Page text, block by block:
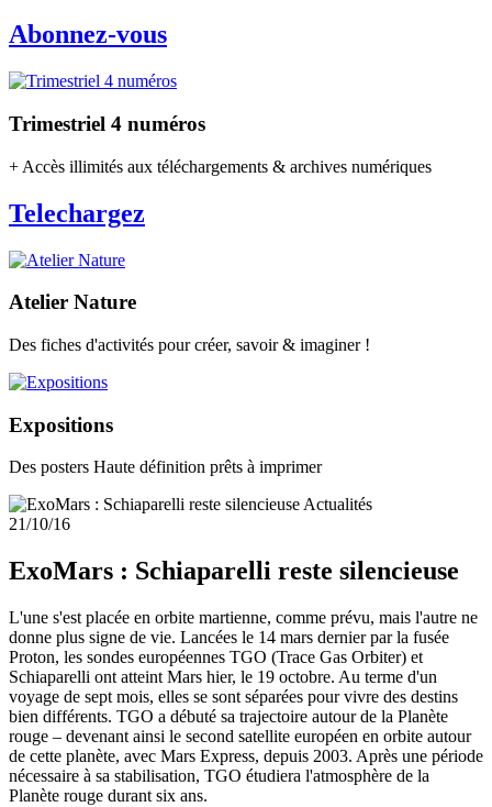
Abonnez-vous
Trimestriel 4 numéros
+ Accès illimités aux téléchargements & archives numériques
Telechargez
Atelier Nature
Des fiches d'activités pour créer, savoir & imaginer !
Expositions
Des posters Haute définition prêts à imprimer
Actualités
21/10/16
ExoMars : Schiaparelli reste silencieuse
L'une s'est placée en orbite martienne, comme prévu, mais l'autre ne
donne plus signe de vie. Lancées le 14 mars dernier par la fusée
Proton, les sondes européennes TGO (Trace Gas Orbiter) et
Schiaparelli ont atteint Mars hier, le 19 octobre. Au terme d'un
voyage de sept mois, elles se sont séparées pour vivre des destins
bien différents. TGO a débuté sa trajectoire autour de la Planète
rouge – devenant ainsi le second satellite européen en orbite autour
de cette planète, avec Mars Express, depuis 2003. Après une période
nécessaire à sa stabilisation, TGO étudiera l'atmosphère de la
Planète rouge durant six ans.